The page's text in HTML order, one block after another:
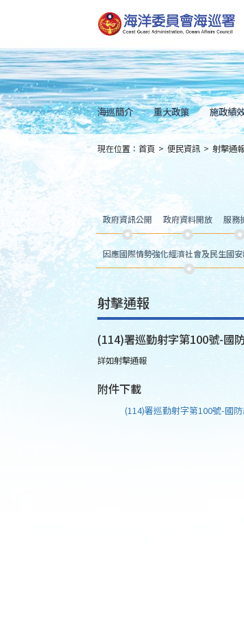
到
主
內
容
Skip
to
main
content
海巡簡介 重大政策 施政績
::: 現在位置： 首頁 > 便民資訊 > 射擊通
政府資訊公開 政府資料開放 服務
因應國際情勢強化經濟社會及民生國
射擊通報
(114)署巡勤射字第100號-國
詳如射擊通報
附件下載
(114)署巡勤射字第100號-國